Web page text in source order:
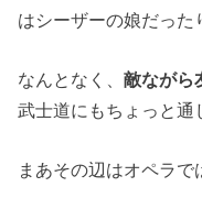
はシーザーの娘だった
なんとなく、敵ながら
武士道にもちょっと通
まあその辺はオペラ